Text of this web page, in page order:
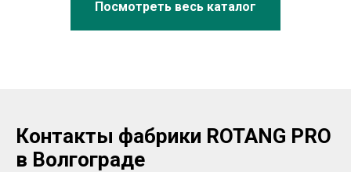
Посмотреть весь каталог
Контакты фабрики ROTANG PRO
в Волгограде